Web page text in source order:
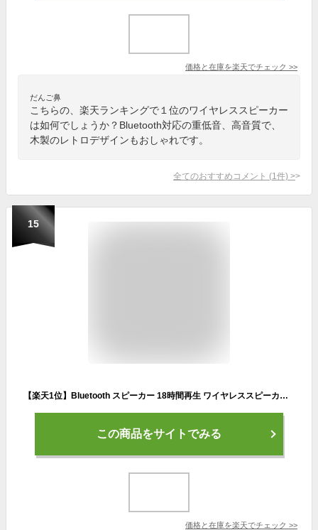
価格と在庫を楽天でチェック >>
だんご鼻
こちらの、楽天ランキングで１位のワイヤレススピーカー
は如何でしょうか？Bluetooth対応の重低音、高音質で、
木製のレトロデザインもおしゃれです。
全てのおすすめコメント (1 件) >
15
【楽天1位】Bluetooth スピーカー 18時間再生 ワイヤレススピーカー TWS対応 アウトドア AUXケーブル付属 ハンズフリー通話 MicroSD コンパクト プレゼント 防塵 ギフト 屋外 北欧 おしゃれ かわいい マイク内蔵
この商品をサイトでみる
価格と在庫を楽天でチェック >>